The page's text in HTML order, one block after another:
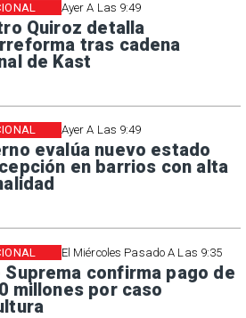
Ayer A Las 9:49
Quiroz detalla
tras cadena
de Kast
Ayer A Las 9:49
evalúa nuevo estado
en barrios con alta
El Miércoles Pasado A Las 9:35
Suprema confirma pago de
millones por caso